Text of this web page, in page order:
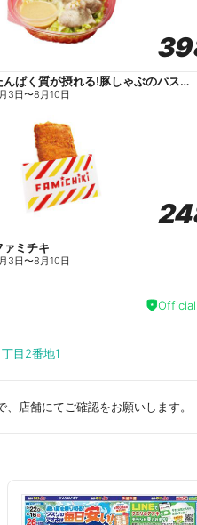
たんぱく質が摂れる!豚しゃぶのパスタサラダ
3日〜8月10日
ァミチキ
3日〜8月10日
目2番地1
店舗にてご確認をお願いします。